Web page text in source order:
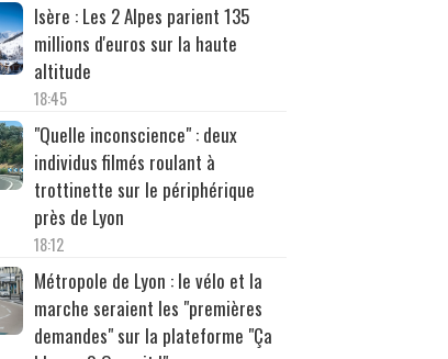
Isère : Les 2 Alpes parient 135
millions d'euros sur la haute
altitude
18:45
"Quelle inconscience" : deux
individus filmés roulant à
trottinette sur le périphérique
près de Lyon
18:12
Métropole de Lyon : le vélo et la
marche seraient les "premières
demandes" sur la plateforme "Ça